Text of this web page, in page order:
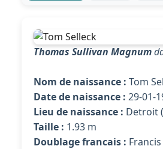
Thomas Sullivan Magnum
Nom de naissance : Tom
Date de naissance : 29-01-
Lieu de naissance : Detroit
Taille : 1.93 m
Doublage francais :